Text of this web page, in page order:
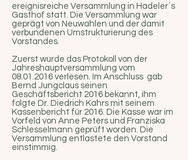
ereignisreiche Versammlung in Hadeler´s
Gasthof statt. Die Versammlung war
geprägt von Neuwahlen und der damit
verbundenen Umstrukturierung des
Vorstandes.
Zuerst wurde das Protokoll von der
Jahreshauptversammlung vom
08.01.2016 verlesen. Im Anschluss gab
Bernd Jungclaus seinen
Geschäftsbericht 2016 bekannt, ihm
folgte Dr. Diedrich Kahrs mit seinem
Kassenbericht für 2016. Die Kasse war im
Vorfeld von Anne Peters und Franziska
Schlesselmann geprüft worden. Die
Versammlung entlastete den Vorstand
einstimmig.